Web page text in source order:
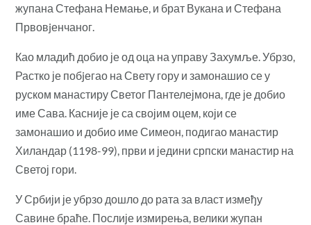
жупана Стефана Немање, и брат Вукана и Стефана
Првовjенчаног.
Као младић добио је од оца на управу Захумље. Убрзо,
Растко је побjегао на Свету гору и замонашио се у
руском манастиру Светог Пантелејмона, где је добио
име Сава. Касније је са својим оцем, који се
замонашио и добио име Симеон, подигао манастир
Хиландар (1198-99), први и једини српски манастир на
Светој гори.
У Србији је убрзо дошло до рата за власт између
Савине браће. Послије измирења, велики жупан